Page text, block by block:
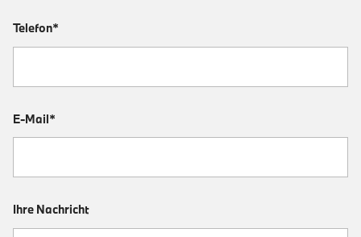
Telefon*
E-Mail*
Ihre Nachricht